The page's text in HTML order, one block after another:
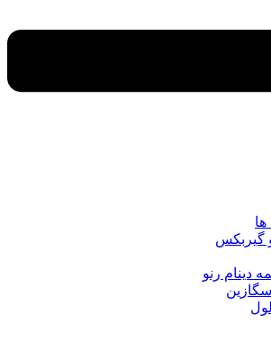
گیربکس
دینام رنو